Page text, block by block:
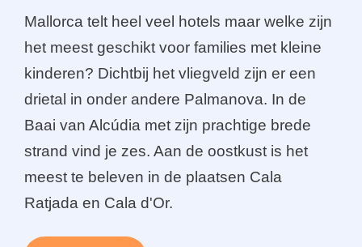
Mallorca telt heel veel hotels maar welke zijn
het meest geschikt voor families met kleine
kinderen? Dichtbij het vliegveld zijn er een
drietal in onder andere Palmanova. In de
Baai van Alcúdia met zijn prachtige brede
strand vind je zes. Aan de oostkust is het
meest te beleven in de plaatsen Cala
Ratjada en Cala d'Or.